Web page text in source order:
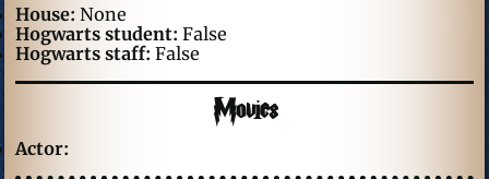
House: None
Hogwarts student: False
Hogwarts staff: False
Movies
Actor: